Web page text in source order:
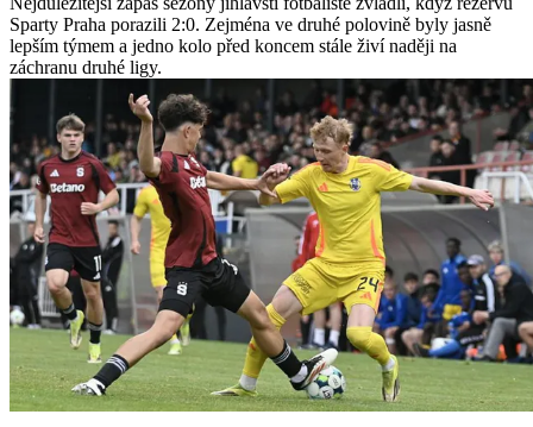
Sparty Praha porazili 2:0. Zejména ve druhé polovině byly jasně
lepším týmem a jedno kolo před koncem stále živí naději na
záchranu druhé ligy.